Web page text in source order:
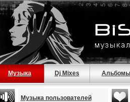
Музыка Dj Mixes Альбомы
Музыка пользователей